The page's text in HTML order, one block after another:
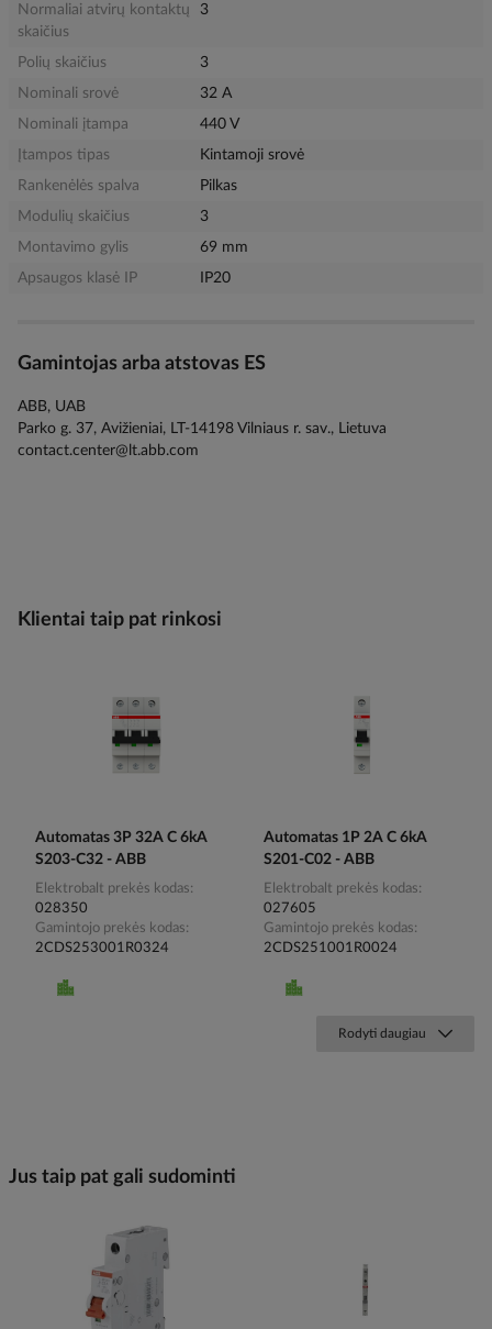
Normaliai atvirų kontaktų
skaičius
3
Polių skaičius
3
Nominali srovė
32 A
Nominali įtampa
440 V
Įtampos tipas
Kintamoji srovė
Rankenėlės spalva
Pilkas
Modulių skaičius
3
Montavimo gylis
69 mm
Apsaugos klasė IP
IP20
Gamintojas arba atstovas ES
ABB, UAB
Parko g. 37, Avižieniai, LT-14198 Vilniaus r. sav., Lietuva
contact.center@lt.abb.com
Klientai taip pat rinkosi
Automatas 3P 32A C 6kA
S203-C32 - ABB
Elektrobalt prekės kodas
028350
Gamintojo prekės kodas
2CDS253001R0324
Automatas 1P 2A C 6kA
S201-C02 - ABB
Elektrobalt prekės kodas
027605
Gamintojo prekės kodas
2CDS251001R0024
Rodyti daugiau
Jus taip pat gali sudominti